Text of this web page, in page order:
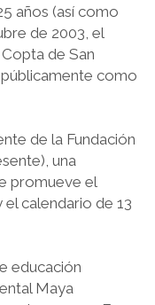
años (así como
de 2003, el
de San
como
de la Fundación
una
promueve el
calendario de 13
educación
Maya